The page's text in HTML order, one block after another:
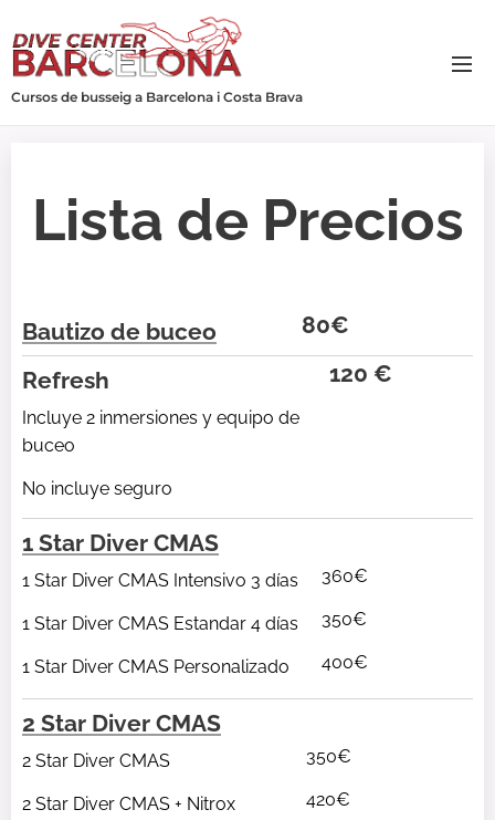
Cursos de busseig a Barcelona i Costa Brava
Lista de Precios
Bautizo de buceo
80€
Refresh
Incluye 2 inmersiones y equipo de
buceo
No incluye seguro
120 €
1 Star Diver CMAS
1 Star Diver CMAS Intensivo 3 días
1 Star Diver CMAS Estandar 4 días
1 Star Diver CMAS Personalizado
360€
350€
400€
2 Star Diver CMAS
2 Star Diver CMAS
2 Star Diver CMAS + Nitrox
350€
420€